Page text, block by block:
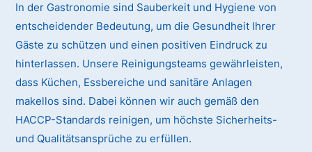
In der Gastronomie sind Sauberkeit und Hygiene von
entscheidender Bedeutung, um die Gesundheit Ihrer
Gäste zu schützen und einen positiven Eindruck zu
hinterlassen. Unsere Reinigungsteams gewährleisten,
dass Küchen, Essbereiche und sanitäre Anlagen
makellos sind. Dabei können wir auch gemäß den
HACCP-Standards reinigen, um höchste Sicherheits-
und Qualitätsansprüche zu erfüllen.